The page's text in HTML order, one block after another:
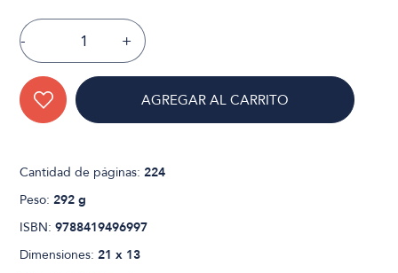
- +
AGREGAR AL CARRITO
Cantidad de páginas:224
Peso:292 g
ISBN:9788419496997
Dimensiones:21 x 13